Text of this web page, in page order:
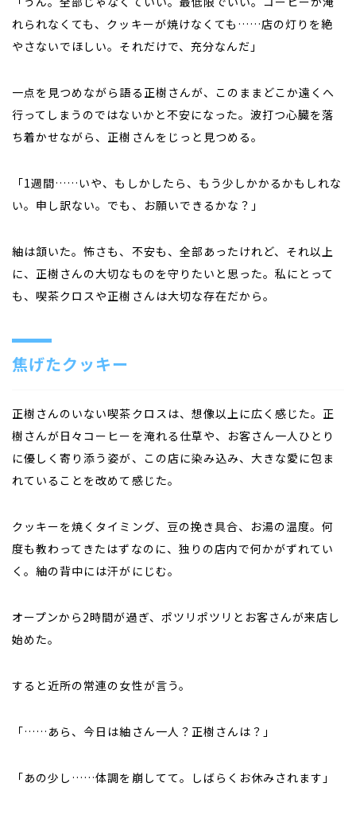
れられなくても、クッキーが焼けなくても……店の灯りを絶
やさないでほしい。それだけで、充分なんだ」
一点を見つめながら語る正樹さんが、このままどこか遠くへ
行ってしまうのではないかと不安になった。波打つ心臓を落
ち着かせながら、正樹さんをじっと見つめる。
「1週間……いや、もしかしたら、もう少しかかるかもしれな
い。申し訳ない。でも、お願いできるかな？」
紬は頷いた。怖さも、不安も、全部あったけれど、それ以上
に、正樹さんの大切なものを守りたいと思った。私にとって
も、喫茶クロスや正樹さんは大切な存在だから。
焦げたクッキー
正樹さんのいない喫茶クロスは、想像以上に広く感じた。正
樹さんが日々コーヒーを淹れる仕草や、お客さん一人ひとり
に優しく寄り添う姿が、この店に染み込み、大きな愛に包ま
れていることを改めて感じた。
クッキーを焼くタイミング、豆の挽き具合、お湯の温度。何
度も教わってきたはずなのに、独りの店内で何かがずれてい
く。紬の背中には汗がにじむ。
オープンから2時間が過ぎ、ポツリポツリとお客さんが来店し
始めた。
すると近所の常連の女性が言う。
「……あら、今日は紬さん一人？正樹さんは？」
「あの少し……体調を崩してて。しばらくお休みされます」